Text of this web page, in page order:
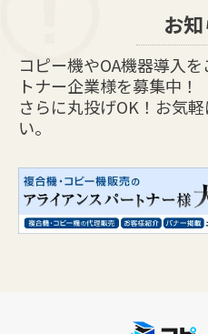
お
コピー機やOA機器導入
トナー企業様を募集中！
さらに丸投げOK！お気
い。